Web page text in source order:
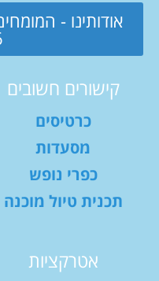
אודותינו -
קישורים חשובים
כרטיסים
מסעדות
כפרי נופש
תכנית טיול מוכנה
אטרקציות